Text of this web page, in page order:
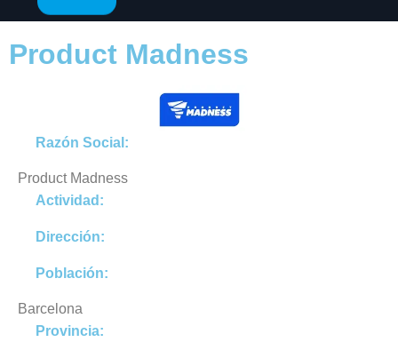
Product Madness
Razón Social:
Product Madness
Actividad:
Dirección:
Población:
Barcelona
Provincia: